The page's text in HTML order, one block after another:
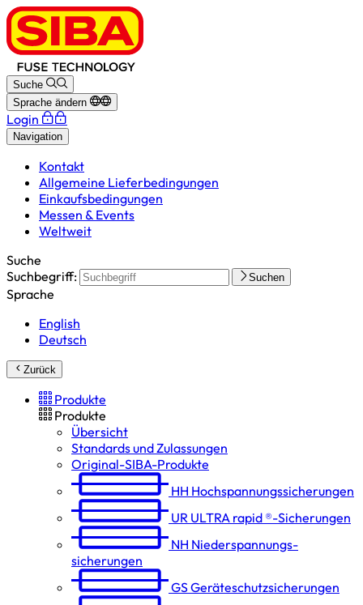
Suche
Sprache ändern
Login
Navigation
Kontakt
Allgemeine Lieferbedingungen
Einkaufsbedingungen
Messen & Events
Weltweit
Suche
Suchbegriff:
Suchen
Sprache
English
Deutsch
Zurück
Produkte
Produkte
Übersicht
Standards und Zulassungen
Original-SIBA-Produkte
HH Hochspannungs­sicherungen
UR ULTRA rapid ®-Sicherungen
NH Niederspannungs­
sicherungen
GSGeräteschutz­sicherungen